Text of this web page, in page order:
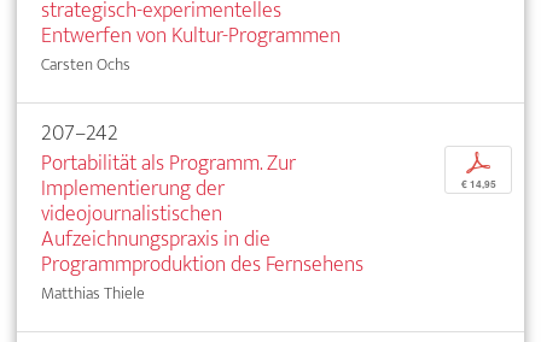
strategisch-experimentelles
Entwerfen von Kultur-Programmen
Carsten Ochs
207–242
Portabilität als Programm. Zur
Implementierung der
videojournalistischen
Aufzeichnungspraxis in die
Programmproduktion des Fernsehens
Matthias Thiele
p
€ 14,95